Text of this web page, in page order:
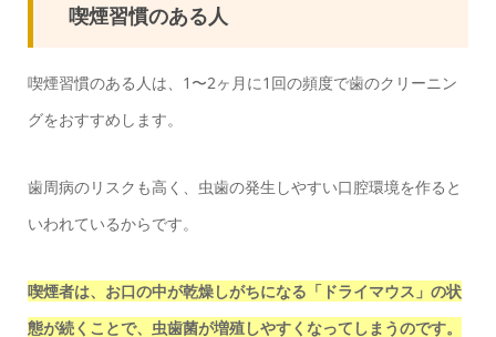
喫煙習慣のある人
喫煙習慣のある人は、1〜2ヶ月に1回の頻度で歯のクリーニン
グをおすすめします。
歯周病のリスクも高く、虫歯の発生しやすい口腔環境を作ると
いわれているからです。
喫煙者は、お口の中が乾燥しがちになる「ドライマウス」の状
態が続くことで、虫歯菌が増殖しやすくなってしまうのです。